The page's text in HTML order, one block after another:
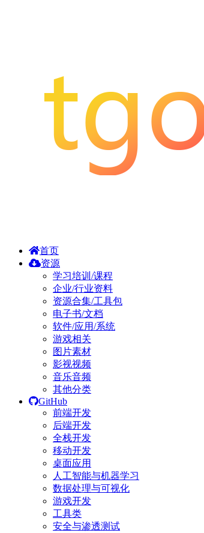
首页
资源
学习培训/课程
企业/行业资料
资源合集/工具包
电子书/文档
软件/应用/系统
游戏相关
图片素材
影视视频
音乐音频
其他分类
GitHub
前端开发
后端开发
全栈开发
移动开发
桌面应用
人工智能与机器学习
数据处理与可视化
游戏开发
工具类
安全与渗透测试